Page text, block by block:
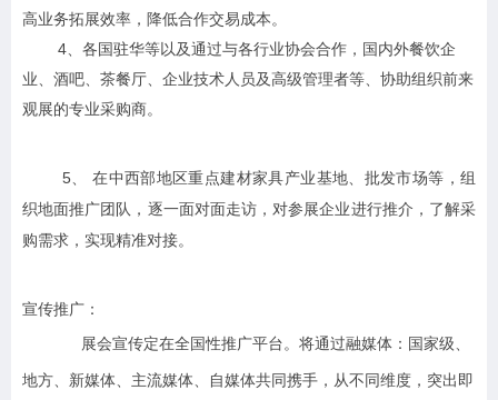
高业务拓展效率，降低合作交易成本。
4、各国驻华等以及通过与各行业协会合作，国内外餐饮企
业、酒吧、茶餐厅、企业技术人员及高级管理者等、协助组织前来
观展的专业采购商。
5、 在中西部地区重点建材家具产业基地、批发市场等，组
织地面推广团队，逐一面对面走访，对参展企业进行推介，了解采
购需求，实现精准对接。
宣传推广：
展会宣传定在全国性推广平台。将通过融媒体：国家级、
地方、新媒体、主流媒体、自媒体共同携手，从不同维度，突出即